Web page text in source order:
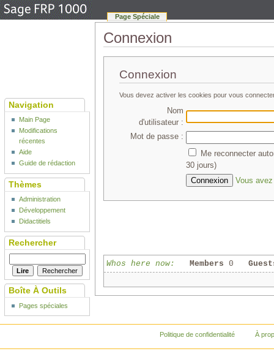
Connexion
Connexion
Vous devez activer les cookies pour vous
Nom
d'utilisateur :
Mot de passe :
Me reconnecter
30 jours)
Vous
Whos here now: Members 0
Page Spéciale
Navigation
Main Page
Modifications
récentes
Aide
Guide de rédaction
Thèmes
Administration
Développement
Didactitiels
Rechercher
Boîte À Outils
Pages spéciales
Politique de confidentialité À